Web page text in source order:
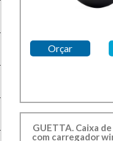
Orçar
GUETTA. Caixa
com carregador